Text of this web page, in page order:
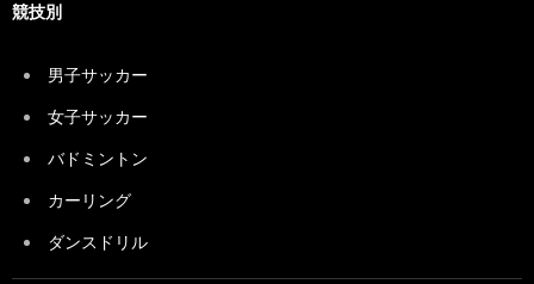
競技別
男子サッカー
女子サッカー
バドミントン
カーリング
ダンスドリル